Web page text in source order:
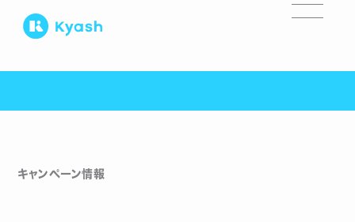
キャンペーン情報